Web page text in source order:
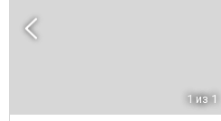
1 из 1